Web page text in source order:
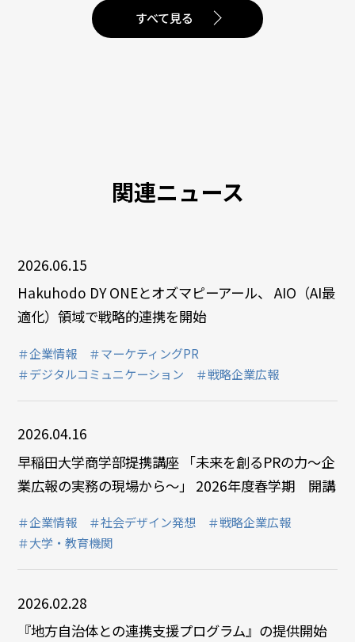
すべて見る
関連ニュース
2026.06.15
Hakuhodo DY ONEとオズマピーアール、 AIO（AI最
適化）領域で戦略的連携を開始
＃企業情報
＃マーケティングPR
＃デジタルコミュニケーション
＃戦略企業広報
2026.04.16
早稲田大学商学部提携講座 「未来を創るPRの力～企
業広報の実務の現場から～」 2026年度春学期 開講
＃企業情報 ＃社会デザイン発想
＃戦略企業広報
＃大学・教育機関
2026.02.28
『地方自治体との連携支援プログラム』の提供開始